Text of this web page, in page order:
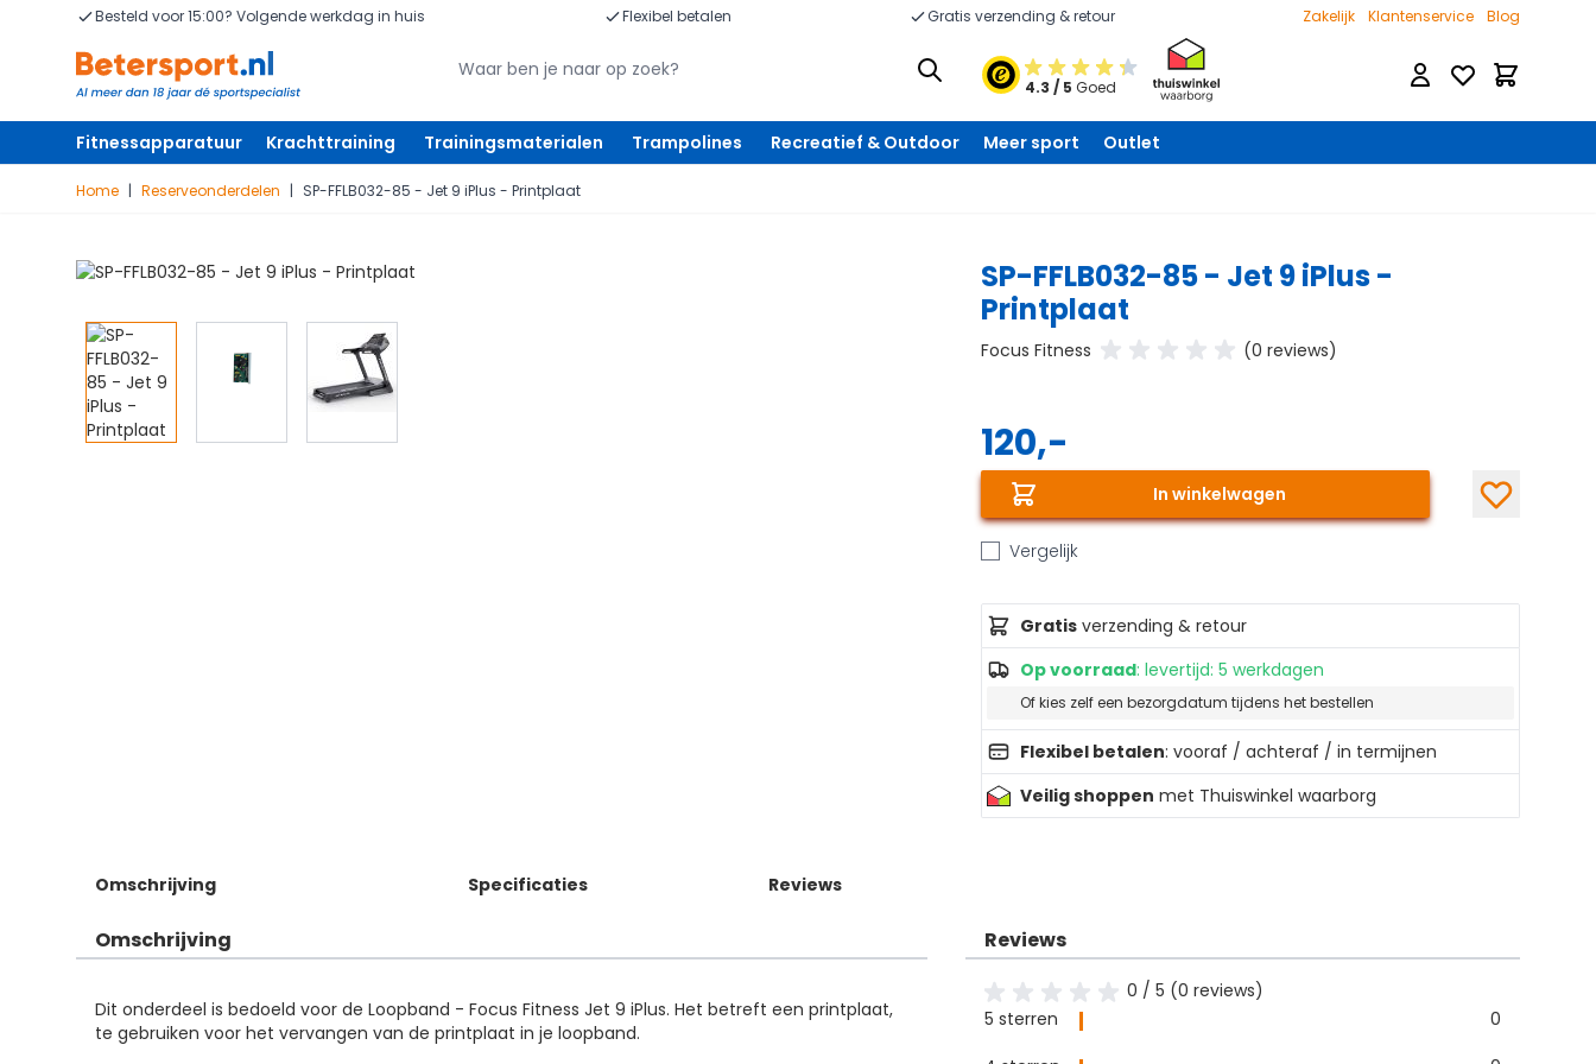
Ga naar de inhoudBesteld voor 15:00? Volgende werkdag in huis Flexibel betalen Gratis verzending & retour Zakelijk Klantenservice Blog
Zoeken
4.3 / 5 Goed
Verlanglijst
Fitnessapparatuur Krachttraining Trainingsmaterialen Trampolines Recreatief & Outdoor Meer sport Outlet
Home | Reserveonderdelen | SP-FFLB032-85 - Jet 9 iPlus - Printplaat
SP-FFLB032-85 - Jet 9 iPlus -
Printplaat
Focus Fitness (0 reviews)
120,-
In winkelwagen
Vergelijk
Gratisverzending & retour
Op voorraad: levertijd: 5 werkdagen
Of kies zelf een bezorgdatum tijdens het bestellen
Flexibel betalen: vooraf / achteraf / in termijnen
Veilig shoppen met Thuiswinkel waarborg
Omschrijving Specificaties Reviews
Omschrijving
Dit onderdeel is bedoeld voor de Loopband - Focus Fitness Jet 9 iPlus. Het betreft een printplaat,
te gebruiken voor het vervangen van de printplaat in je loopband.
Reviews
0 / 5 (0 reviews)
5 sterren
0